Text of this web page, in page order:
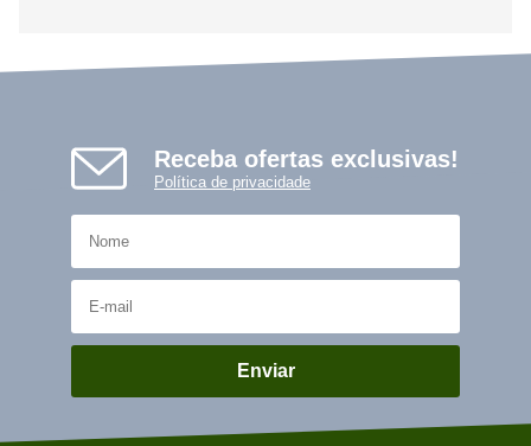
Receba ofertas exclusivas!
Política de privacidade
Enviar